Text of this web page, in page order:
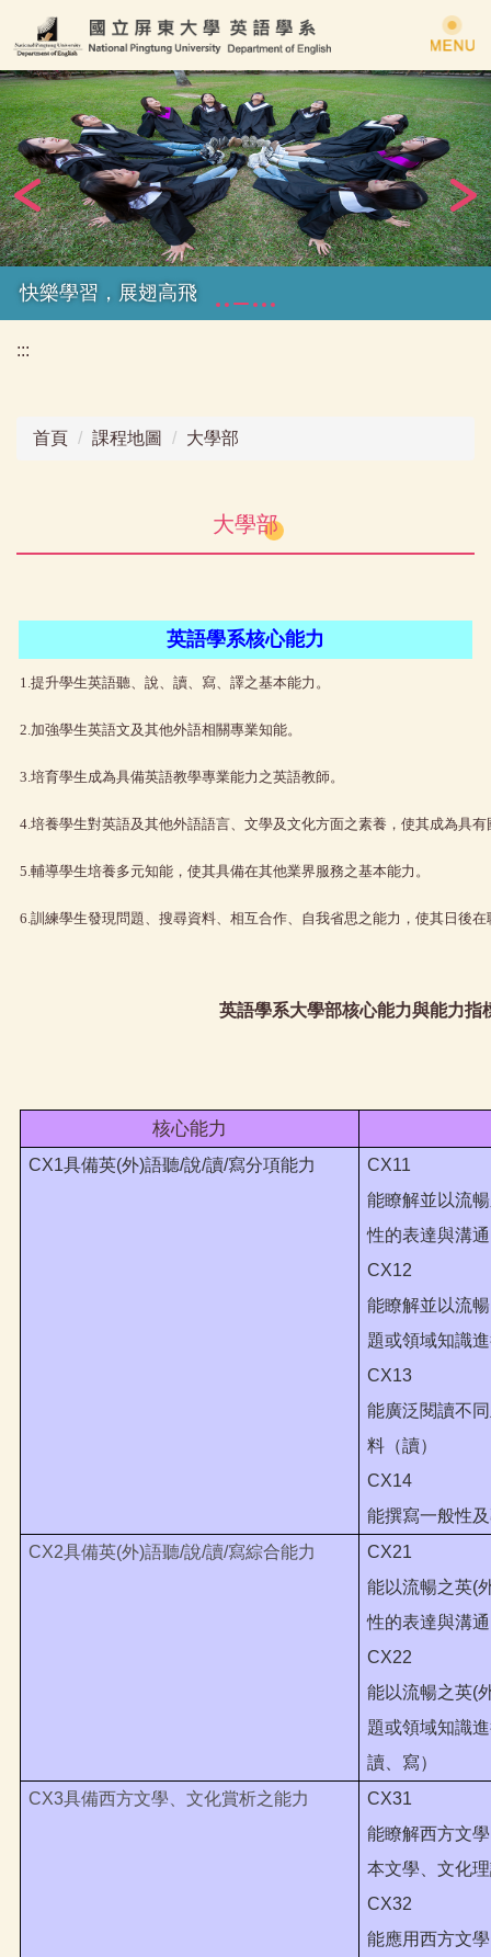
到
主
要
內
容
區
快樂學習，展翅高飛
:::
首頁 課程地圖 大學部
大學部
英語學系核心能力
1.提升學生英語聽、說、讀、寫、譯之基本能力。
2.加強學生英語文及其他外語相關專業知能。
3.培育學生成為具備英語教學專業能力之英語教師。
4.培養學生對英語及其他外語語言、文學及文化方面之素養，使其成為具
5.輔導學生培養多元知能，使其具備在其他業界服務之基本能力。
6.訓練學生發現問題、搜尋資料、相互合作、自我省思之能力，使其日後
英語學系大學部核心能力與能力指
核心能力
CX1具備英(外)語聽/說/讀/寫分項能力
CX11
能瞭解並以流
性的表達與溝
CX12
能瞭解並以流
題或領域知識
CX13
能廣泛閱讀不
料（讀）
CX14
能撰寫一般性
CX2具備英(外)語聽/說/讀/寫綜合能力
CX21
能以流暢之英(
性的表達與溝
CX22
能以流暢之英(
題或領域知識
讀、寫）
CX3具備西方文學、文化賞析之能力
CX31
能瞭解西方文
本文學、文化
CX32
能應用西方文